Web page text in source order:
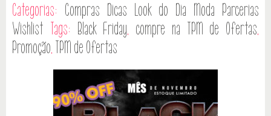
Categorias: Compras Dicas Look do Dia Moda Parcerias
Wishlist Tags: Black Friday, compre na TPM de Ofertas,
Promoção, TPM de Ofertas